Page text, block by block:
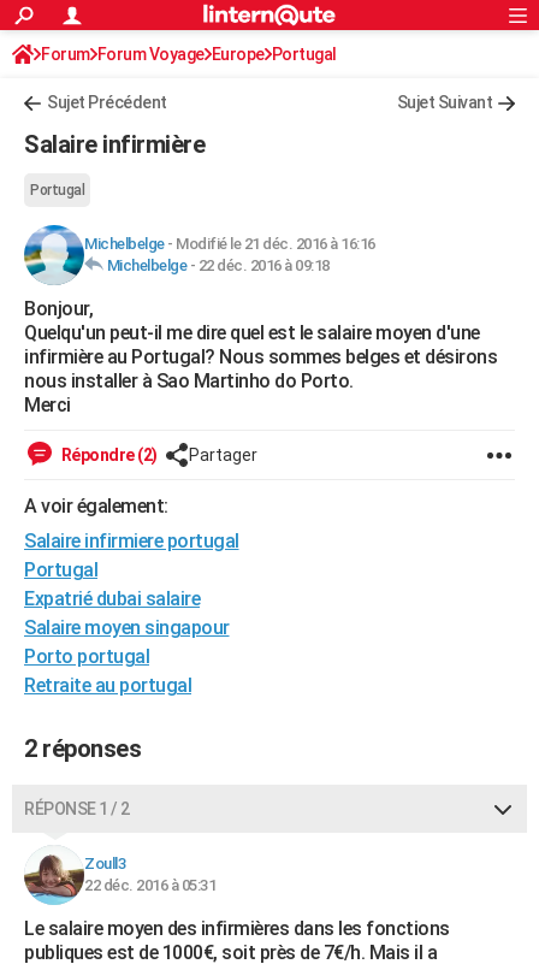
ACTUALITÉS
Politique
Société
Faits Divers
Education
Monde
Villes
+
AUTO
Essais
Réserver un essai
Citadines
Berlines
SUV
Forum auto
+HIGH-TECH
Mobiles
Meilleur smartphone
Internet
Ordinateurs
Jeux vidéo
Guide high-tech
+BRICOLAGE
Forum
Aménagement intérieur
Extérieur
Cuisine
Salle de bains
Jardinage
Rangement
WEEK-END
Guides de France
Escapades
Patrimoine
Expositions
Musées
Week-end nature
+
Art de vivre
Bien-être
Loisirs
Mode
Modes de vie
SANTE
Alimentation
Guide de la santé
Maladies
Médicaments
Sommeil
Destinations
City break
Voyage nature
Voyage de noces
Forum
Climat
+PHOTO
GUIDES D'ACHAT
BONS PLANS
Carte de Noël
Carte Bonne année
Carte Saint-Valentin
Carte Pâques
Carte d'anniversaire
DICTIONNAIRE
Dictionnaire
Biographies
Citations
Expressions
Proverbes
PROGRAMME TV
COPAINS D'AVANT
S'inscrire
Se connecter
Lycées
Collèges
Primaires
Universités
Entreprises
Service militaire
Avis de recherche
AVIS DE DÉCÈS
FORUM
S'inscrire
Connexion
Forum Forum Voyage Europe Portugal
Sujet Précédent Sujet Suivant
Salaire infirmière
Portugal
Michelbelge- Modifié le 21 déc. 2016 à 16:16
Michelbelge- 22 déc. 2016 à 09:18
Bonjour,
Quelqu'un peut-il me dire quel est le salaire moyen d'une
infirmière au Portugal? Nous sommes belges et désirons
nous installer à Sao Martinho do Porto.
Merci
Répondre (2) Partager
A voir également:
Salaire infirmiere portugal
Portugal
Expatrié dubai salaire
Salaire moyen singapour
Porto portugal
Retraite au portugal
2 réponses
RÉPONSE 1 / 2
Zoull3
22 déc. 2016 à 05:31
Le salaire moyen des infirmières dans les fonctions
publiques est de 1000€, soit près de 7€/h. Mais il a